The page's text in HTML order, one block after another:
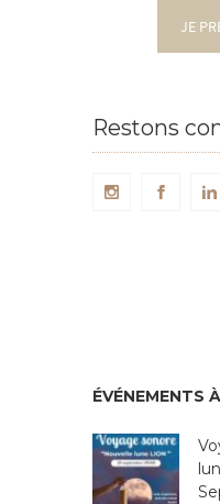
JE
Restons
ÉVÉNEMENTS